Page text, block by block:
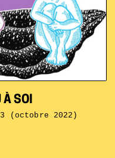
À SOI
(octobre 2022)